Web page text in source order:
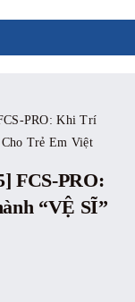
PRO: Khi Trí
Trẻ Em Việt
FCS-PRO:
“VỆ SĨ”